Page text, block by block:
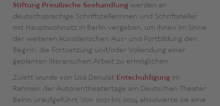
Stiftung Preußische Seehandlungwerden an
deutschsprachige Schriftstellerinnen und Schriftsteller
mit Hauptwohnsitz in Berlin vergeben, um ihnen im Sinne
der weiteren künstlerischen Aus- und Fortbildung den
Beginn, die Fortsetzung und/oder Vollendung einer
geplanten literarischen Arbeit zu ermöglichen
Zulett wurde von Lisa Danulat Entschuldigung im
Rahmen der Autorentheatertage am Deutschen Theater
Belrin uraufgeführt. Von 2021 bis 2024 absolvierte sie eine